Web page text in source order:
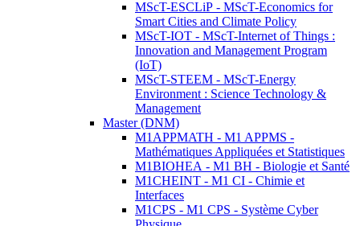
MScT-ESCLiP - MScT-Economics for
Smart Cities and Climate Policy
MScT-IOT - MScT-Internet of Things :
Innovation and Management Program
(IoT)
MScT-STEEM - MScT-Energy
Environment : Science Technology &
Management
Master (DNM)
M1APPMATH - M1 APPMS -
Mathématiques Appliquées et Statistiques
M1BIOHEA - M1 BH - Biologie et Santé
M1CHEINT - M1 CI - Chimie et
Interfaces
M1CPS - M1 CPS - Système Cyber